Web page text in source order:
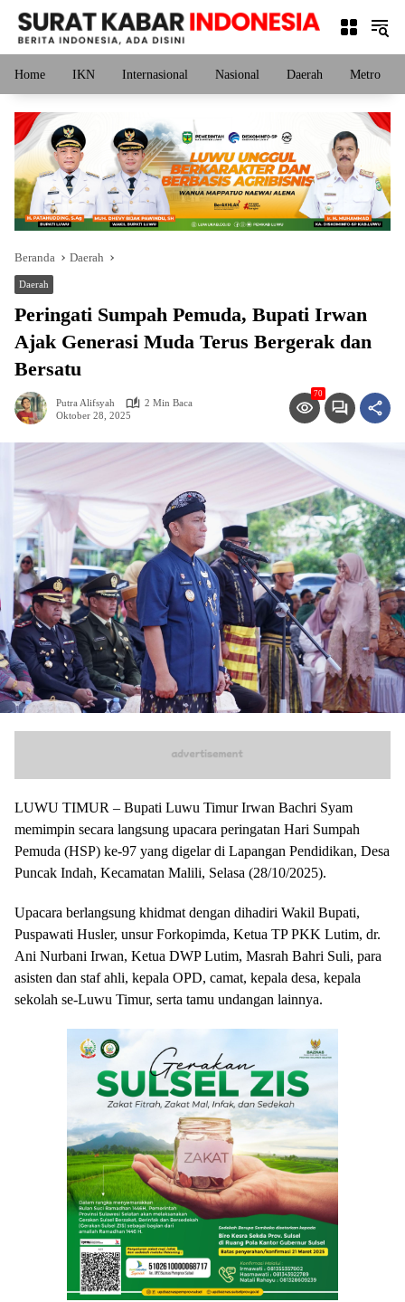
Langsung
konten
Home IKN Internasional Nasional Daerah Metro
Beranda Daerah
Daerah
Peringati Sumpah Pemuda, Bupati Irwan
Ajak Generasi Muda Terus Bergerak dan
Bersatu
Putra Alifsyah
2 Min Baca
Oktober 28, 2025
70
LUWU TIMUR – Bupati Luwu Timur Irwan Bachri Syam
memimpin secara langsung upacara peringatan Hari Sumpah
Pemuda (HSP) ke-97 yang digelar di Lapangan Pendidikan, Desa
Puncak Indah, Kecamatan Malili, Selasa (28/10/2025).
Upacara berlangsung khidmat dengan dihadiri Wakil Bupati,
Puspawati Husler, unsur Forkopimda, Ketua TP PKK Lutim, dr.
Ani Nurbani Irwan, Ketua DWP Lutim, Masrah Bahri Suli, para
asisten dan staf ahli, kepala OPD, camat, kepala desa, kepala
sekolah se-Luwu Timur, serta tamu undangan lainnya.